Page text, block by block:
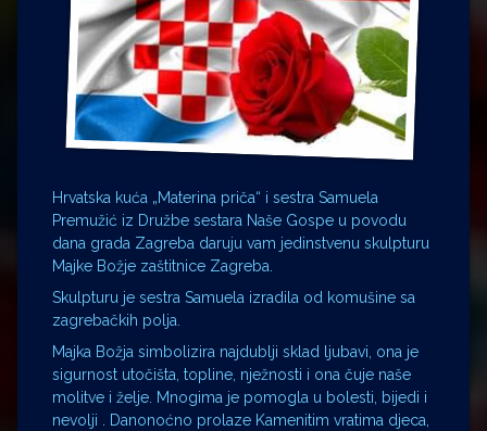
Mario Lovreković
Miroslav Šantek
Hrvatska kuća „Materina priča“ i sestra Samuela
Premužić iz Družbe sestara Naše Gospe u povodu
dana grada Zagreba daruju vam jedinstvenu skulpturu
Majke Božje zaštitnice Zagreba.
Skulpturu je sestra Samuela izradila od komušine sa
zagrebačkih polja.
Majka Božja simbolizira najdublji sklad ljubavi, ona je
sigurnost utočišta, topline, nježnosti i ona čuje naše
molitve i želje. Mnogima je pomogla u bolesti, bijedi i
nevolji . Danonoćno prolaze Kamenitim vratima djeca,